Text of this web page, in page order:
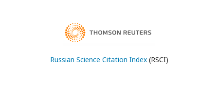
Russian Science Citation Index(RSCI)